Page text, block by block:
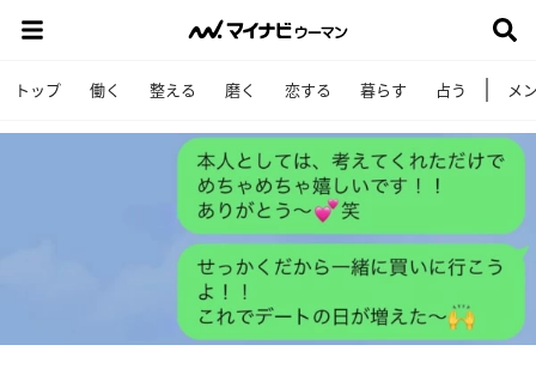
トップ 働く 整える 磨く 恋する 暮らす 占う メ